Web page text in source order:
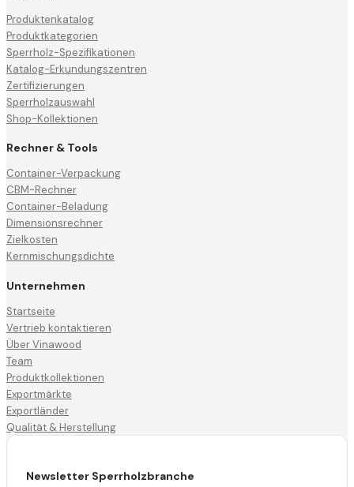
Produktenkatalog
Produktkategorien
Sperrholz-Spezifikationen
Katalog-Erkundungszentren
Zertifizierungen
Sperrholzauswahl
Shop-Kollektionen
Rechner & Tools
Container-Verpackung
CBM-Rechner
Container-Beladung
Dimensionsrechner
Zielkosten
Kernmischungsdichte
Unternehmen
Startseite
Vertrieb kontaktieren
Über Vinawood
Team
Produktkollektionen
Exportmärkte
Exportländer
Qualität & Herstellung
Newsletter Sperrholzbranche